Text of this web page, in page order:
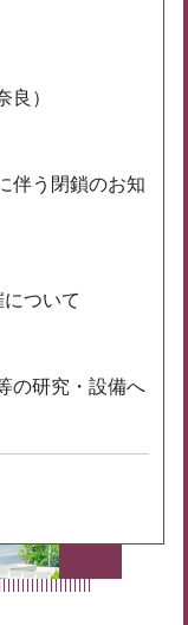
良）
伴う閉鎖のお知
ついて
の研究・設備へ